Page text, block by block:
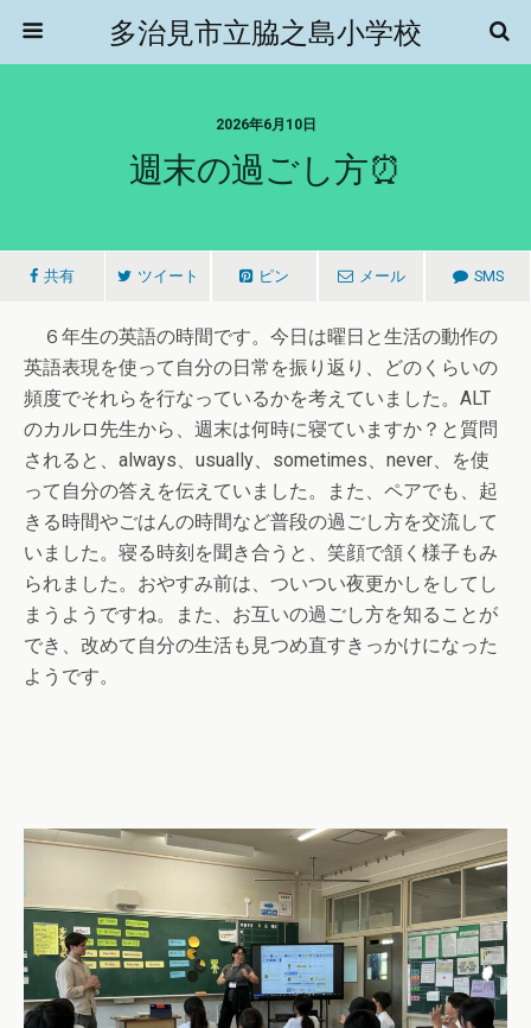
多治見市立脇之島小学校
2026年6月10日
週末の過ごし方⏰
共有 ツイート ピン メール SMS
６年生の英語の時間です。今日は曜日と生活の動作の
英語表現を使って自分の日常を振り返り、どのくらいの
頻度でそれらを行なっているかを考えていました。ALT
のカルロ先生から、週末は何時に寝ていますか？と質問
されると、always、usually、sometimes、never、を使
って自分の答えを伝えていました。また、ペアでも、起
きる時間やごはんの時間など普段の過ごし方を交流して
いました。寝る時刻を聞き合うと、笑顔で頷く様子もみ
られました。おやすみ前は、ついつい夜更かしをしてし
まうようですね。また、お互いの過ごし方を知ることが
でき、改めて自分の生活も見つめ直すきっかけになった
ようです。